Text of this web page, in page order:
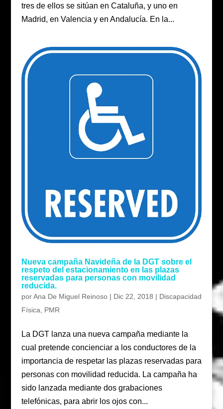
tres de ellos se sitúan en Cataluña, y uno en
Madrid, en Valencia y en Andalucía. En la...
Nueva campaña Navideña de la DGT sobre el
respeto del estacionamiento en las plazas
reservadas para personas con movilidad
reducida.
porAna De Miguel Reinoso| Dic 22, 2018 | Discapacidad
Física
PMR
La DGT lanza una nueva campaña mediante la
cual pretende concienciar a los conductores de la
importancia de respetar las plazas reservadas para
personas con movilidad reducida. La campaña ha
sido lanzada mediante dos grabaciones
telefónicas, para abrir los ojos con...